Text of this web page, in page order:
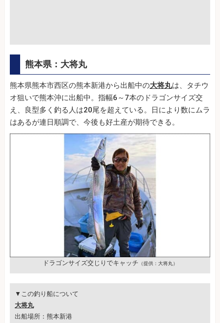
熊本県：大将丸
熊本県熊本市西区の熊本新港から出船中の大将丸は、タチウ
オ狙いで熊本沖に出船中。指幅6～7本のドラゴンサイズ交
え、良型多く釣る人は20尾を超えている。日により数にムラ
はあるが連日順調で、今後も好土産が期待できる。
ドラゴンサイズ交じりでキャッチ （提供：大将丸）
▼この釣り船について
大将丸
出船場所：熊本新港